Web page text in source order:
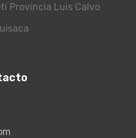
Provincia Luis Calvo